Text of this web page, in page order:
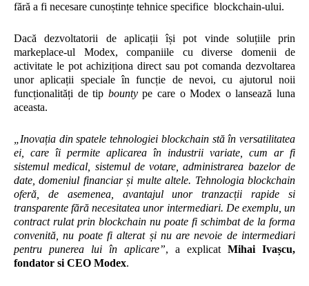
fără a fi necesare cunoștințe tehnice specifice blockchain-ului.
Dacă dezvoltatorii de aplicații își pot vinde soluțiile prin
markeplace-ul Modex, companiile cu diverse domenii de
activitate le pot achiziționa direct sau pot comanda dezvoltarea
unor aplicații speciale în funcție de nevoi, cu ajutorul noii
funcționalități de tip bountype care o Modex o lansează luna
aceasta.
„Inovația din spatele tehnologiei blockchain stă în versatilitatea
ei, care îi permite aplicarea în industrii variate, cum ar fi
sistemul medical, sistemul de votare, administrarea bazelor de
date, domeniul financiar și multe altele. Tehnologia blockchain
oferă, de asemenea, avantajul unor tranzacții rapide si
transparente fără necesitatea unor intermediari. De exemplu, un
contract rulat prin blockchain nu poate fi schimbat de la forma
convenită, nu poate fi alterat și nu are nevoie de intermediari
pentru punerea lui în aplicare”, a explicat Mihai Ivașcu,
fondator si CEO Modex.